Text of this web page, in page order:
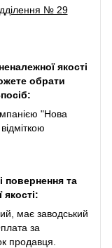
№ 29
якості
обрати
"Нова
повернення та
має заводський
за
продавця.